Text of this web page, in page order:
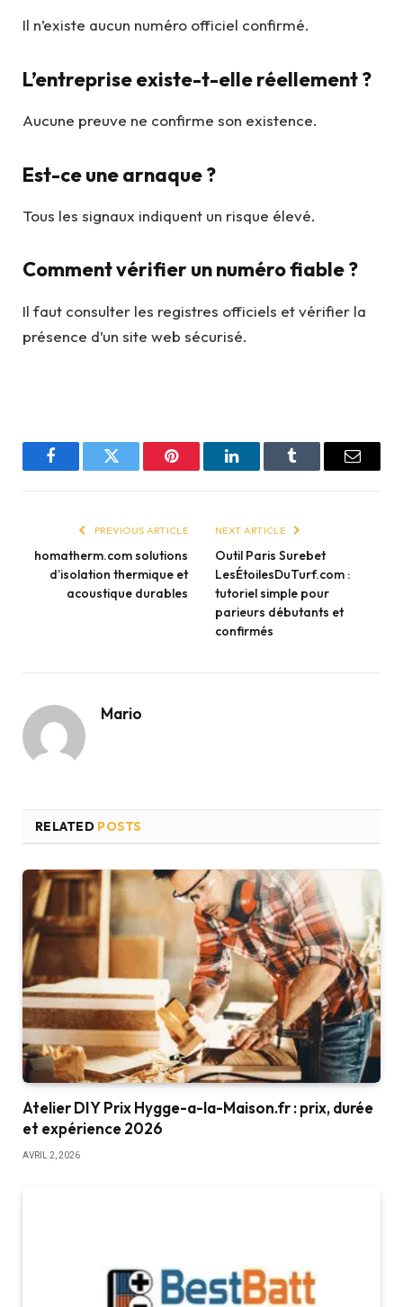
Il n’existe aucun numéro officiel confirmé.
L’entreprise existe-t-elle réellement ?
Aucune preuve ne confirme son existence.
Est-ce une arnaque ?
Tous les signaux indiquent un risque élevé.
Comment vérifier un numéro fiable ?
Il faut consulter les registres officiels et vérifier la
présence d’un site web sécurisé.
FacebookTwitter Pinterest LinkedInTumblr Email
PREVIOUS ARTICLE
homatherm.com solutions
d’isolation thermique et
acoustique durables
NEXT ARTICLE
Outil Paris Surebet
LesÉtoilesDuTurf.com :
tutoriel simple pour
parieurs débutants et
confirmés
Mario
RELATED POSTS
Atelier DIY Prix Hygge-a-la-Maison.fr : prix, durée
et expérience 2026
AVRIL 2, 2026